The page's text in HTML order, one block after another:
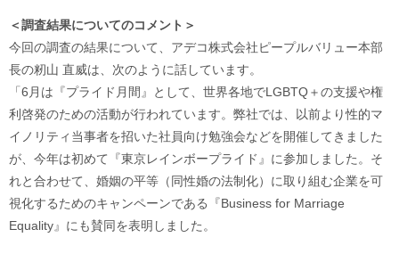
＜調査結果についてのコメント＞
今回の調査の結果について、アデコ株式会社ピープルバリュー本部
長の籾山 直威は、次のように話しています。
「6月は『プライド月間』として、世界各地でLGBTQ＋の支援や権
利啓発のための活動が行われています。弊社では、以前より性的マ
イノリティ当事者を招いた社員向け勉強会などを開催してきました
が、今年は初めて『東京レインボープライド』に参加しました。そ
れと合わせて、婚姻の平等（同性婚の法制化）に取り組む企業を可
視化するためのキャンペーンである『Business for Marriage
Equality』にも賛同を表明しました。